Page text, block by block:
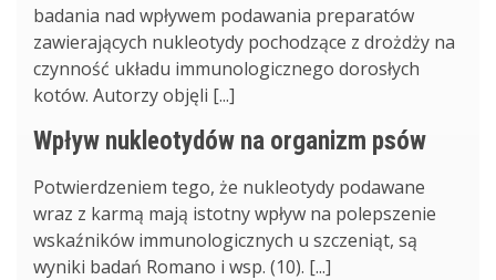
badania nad wpływem podawania preparatów
zawierających nukleotydy pochodzące z drożdży na
czynność układu immunologicznego dorosłych
kotów. Autorzy objęli [...]
Wpływ nukleotydów na organizm psów
Potwierdzeniem tego, że nukleotydy podawane
wraz z karmą mają istotny wpływ na polepszenie
wskaźników immunologicznych u szczeniąt, są
wyniki badań Romano i wsp. (10). [...]